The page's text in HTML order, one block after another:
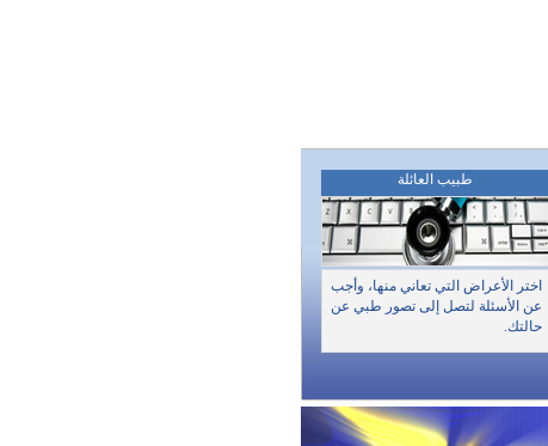
طبيب العائلة
اختر الأعراض التي تعاني منها، وأجب
عن الأسئلة لتصل إلى تصور طبي عن
حالتك.